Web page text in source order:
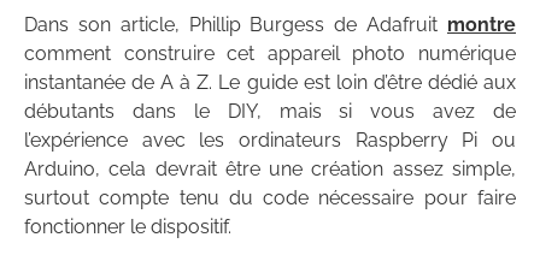
Dans son article, Phillip Burgess de Adafruit montre
comment construire cet appareil photo numérique
instantanée de A à Z. Le guide est loin d’être dédié aux
débutants dans le DIY, mais si vous avez de
l’expérience avec les ordinateurs Raspberry Pi ou
Arduino, cela devrait être une création assez simple,
surtout compte tenu du code nécessaire pour faire
fonctionner le dispositif.